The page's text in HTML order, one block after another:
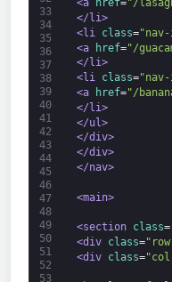
33
34
35
36
37
38
39
40
41
42
43
44
45
46
47
48
49
50
51
52
53
<a
href="/
</li>
<li
class=
<a
href="/
</li>
<li class=
<a
href="/
</li>
</ul>
</div>
</div>
</nav>
<main>
<section class=
<div class=
<div class=